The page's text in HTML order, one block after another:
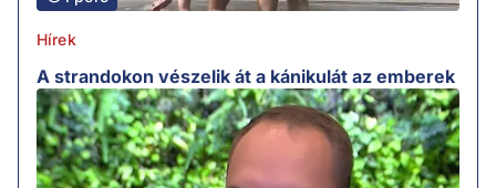
Hírek
A strandokon vészelik át a kánikulát az emberek